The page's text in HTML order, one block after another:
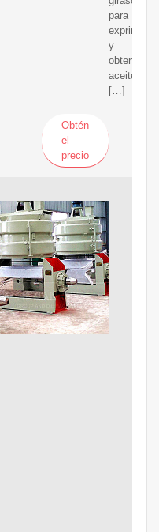
para
exprimirlas
y
obtener
aceite
[…]
Obtén
el
precio